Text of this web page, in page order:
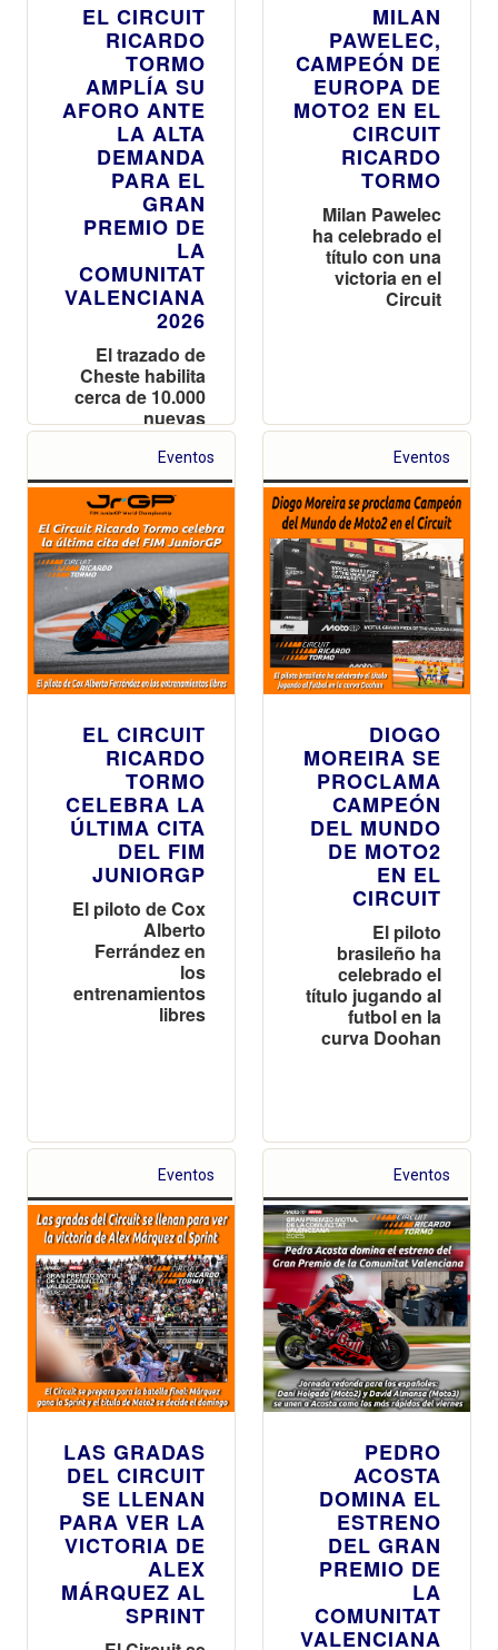
EL CIRCUIT
RICARDO
TORMO
AMPLÍA SU
AFORO ANTE
LA ALTA
DEMANDA
PARA EL
GRAN
PREMIO DE
LA
COMUNITAT
VALENCIANA
2026
El trazado de
Cheste habilita
cerca de 10.000
nuevas
localidades en
las tribunas
Superior
Naranja y
Amarilla tras
agotar
prácticamente
el boletaje
inicial
MILAN
PAWELEC,
CAMPEÓN DE
EUROPA DE
MOTO2 EN EL
CIRCUIT
RICARDO
TORMO
Milan Pawelec
ha celebrado el
título con una
victoria en el
Circuit
Eventos
EL CIRCUIT
RICARDO
TORMO
CELEBRA LA
ÚLTIMA CITA
DEL FIM
JUNIORGP
El piloto de Cox
Alberto
Ferrández en
los
entrenamientos
libres
Eventos
DIOGO
MOREIRA SE
PROCLAMA
CAMPEÓN
DEL MUNDO
DE MOTO2
EN EL
CIRCUIT
El piloto
brasileño ha
celebrado el
título jugando al
futbol en la
curva Doohan
Eventos
LAS GRADAS
DEL CIRCUIT
SE LLENAN
PARA VER LA
VICTORIA DE
ALEX
MÁRQUEZ AL
SPRINT
Eventos
PEDRO
ACOSTA
DOMINA EL
ESTRENO
DEL GRAN
PREMIO DE
LA
COMUNITAT
VALENCIANA